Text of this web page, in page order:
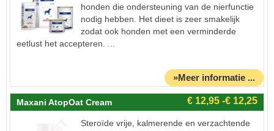
honden die ondersteuning van de nierfunctie
nodig hebben. Het dieet is zeer smakelijk
zodat ook honden met een verminderde
eetlust het accepteren. ...
»Meer informatie ...
Maxani AtopOat Cream
Steroïde vrije, kalmerende en verzachtende